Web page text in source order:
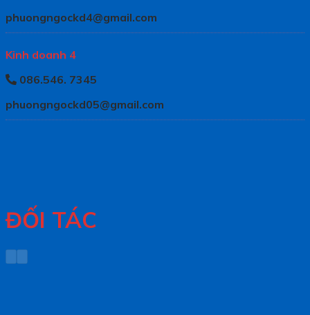
phuongngockd4@gmail.com
Kinh doanh 4
086.546. 7345
phuongngockd05@gmail.com
ĐỐI TÁC